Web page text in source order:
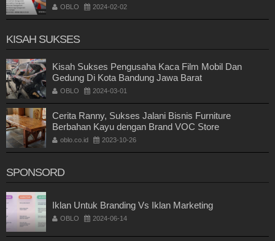
OBLO 2024-02-02
KISAH SUKSES
Kisah Sukses Pengusaha Kaca Film Mobil Dan
Gedung Di Kota Bandung Jawa Barat
OBLO 2024-03-01
Cerita Ranny, Sukses Jalani Bisnis Furniture
Berbahan Kayu dengan Brand VOC Store
oblo.co.id 2023-10-26
SPONSORD
Iklan Untuk Branding Vs Iklan Marketing
OBLO 2024-06-14